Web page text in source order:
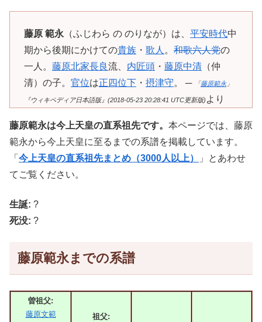
藤原 範永（ふじわら の のりなが）は、 平安時代中
期から後期にかけての貴族 ・ 歌人。 和歌六人党の
一人。 藤原北家長良流、 内匠頭 ・ 藤原中清 （仲
清）の子。 官位は正四位下 ・ 摂津守。 ─ 「 藤原範永 」
『ウィキペディア日本語版』(2018-05-23 20:28:41 UTC更新版) より
藤原範永は今上天皇の直系祖先です。 本ページでは、藤原
範永から今上天皇に至るまでの系譜を掲載しています。
「 今上天皇の直系祖先まとめ（3000人以上）
」とあわせ
てご覧ください。
生誕: ?
死没: ?
藤原範永までの系譜
曽祖父:
藤原文範
祖父: